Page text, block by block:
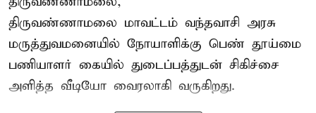
திருவண்ணாமலை மாவட்டம் வந்தவாசி அரசு
மருத்துவமனையில் நோயாளிக்கு பெண் தூய்மை
பணியாளர் கையில் துடைப்பத்துடன் சிகிச்சை
அளித்த வீடியோ வைரலாகி வருகிறது.